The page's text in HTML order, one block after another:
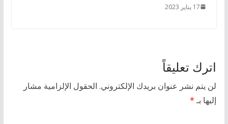
17 يناير 2023
اترك تعليقاً
لن يتم نشر عنوان بريدك الإلكتروني. الحقول الإلزامية مشار
إليها بـ*